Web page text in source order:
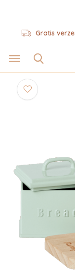
Gratis